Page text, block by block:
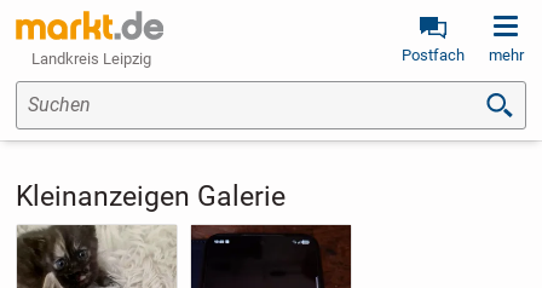
Landkreis Leipzig Postfach mehr
Suchen
Kleinanzeigen Galerie